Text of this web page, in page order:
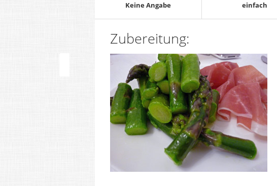
Keine Angabe einfach
Zubereitung: